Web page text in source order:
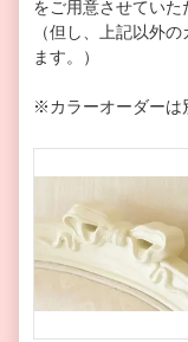
をご用意させていた
（但し、上記以外
ます。）
※カラーオーダーは